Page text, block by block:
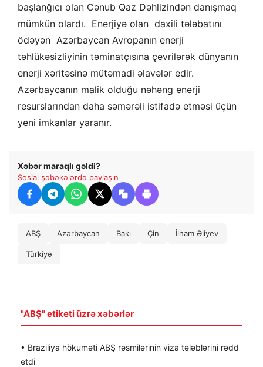
başlanğıcı olan Cənub Qaz Dəhlizindən danışmaq
mümkün olardı. Enerjiyə olan daxili tələbatını
ödəyən Azərbaycan Avropanın enerji
təhlükəsizliyinin təminatçısına çevrilərək dünyanın
enerji xəritəsinə mütəmadi əlavələr edir.
Azərbaycanın malik olduğu nəhəng enerji
resurslarından daha səmərəli istifadə etməsi üçün
yeni imkanlar yaranır.
Xəbər maraqlı gəldi?
Sosial şəbəkələrdə paylaşın
ABŞ Azərbaycan Bakı Çin İlham Əliyev
Türkiyə
"ABŞ" etiketi üzrə xəbərlər
• Braziliya hökuməti ABŞ rəsmilərinin viza tələblərini rədd
etdi